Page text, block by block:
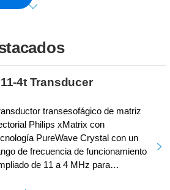
4t Transducer
transesofágico de matriz
Philips xMatrix con
PureWave Crystal con un
de frecuencia de funcionamiento
de 11 a 4 MHz para